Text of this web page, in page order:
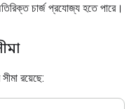
চার্জ প্রযোজ্য হতে পারে।
রয়েছে: